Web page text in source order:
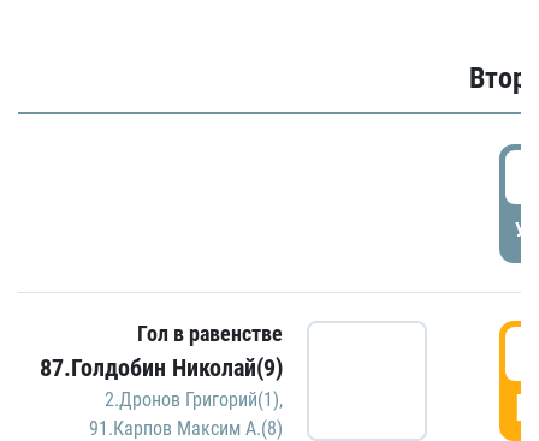
Гол в равенстве
87.Голдобин Николай(9)
2.Дронов Григорий(1),
91.Карпов Максим А.(8)